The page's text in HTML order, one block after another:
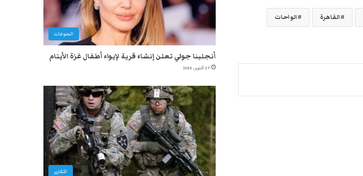
القاهرة الواحات
المنوعات
أنجلينا جولي تعلن إنشاء قرية لإيواء أطفال غزة الأيتام
27 أكتوبر، 2025
التقارير